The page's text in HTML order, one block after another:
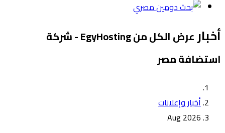
أخبار
عرض الكل من EgyHosting - شركة
استضافة مصر
أخبار وإعلانات
Aug 2026